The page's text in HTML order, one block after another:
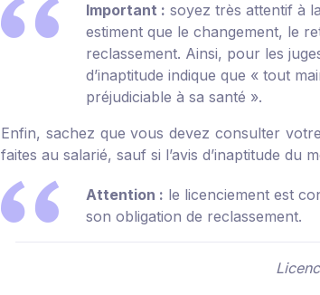
Important : soyez très attentif à
estiment que le changement, le
reclassement. Ainsi, pour les
d’inaptitude indique que « tout
préjudiciable à sa santé ».
Enfin, sachez que vous devez consulter
faites au salarié, sauf si l’avis d’inaptitude du
Attention : le licenciement est
son obligation de reclassement.